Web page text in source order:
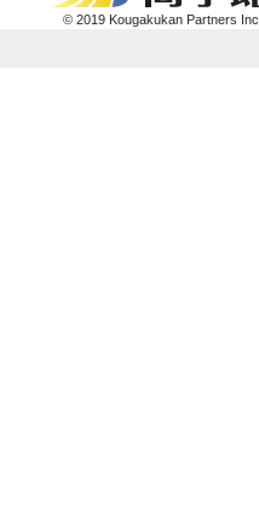
© 2019 Kougakukan Partners Inc.